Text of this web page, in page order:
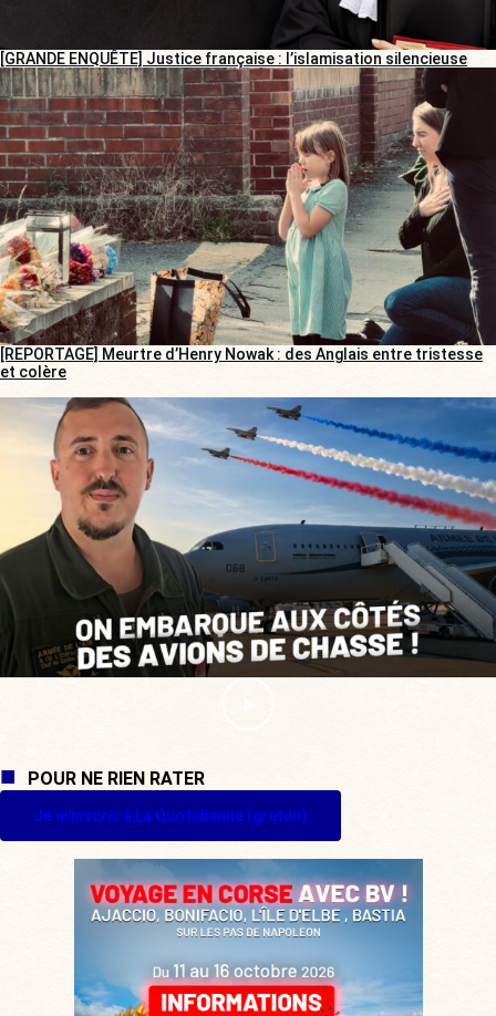
[GRANDE ENQUÊTE] Justice française : l’islamisation silencieuse
[REPORTAGE] Meurtre d’Henry Nowak : des Anglais entre tristesse
et colère
POUR NE RIEN RATER
Je m'inscris à La Quotidienne (gratuit)